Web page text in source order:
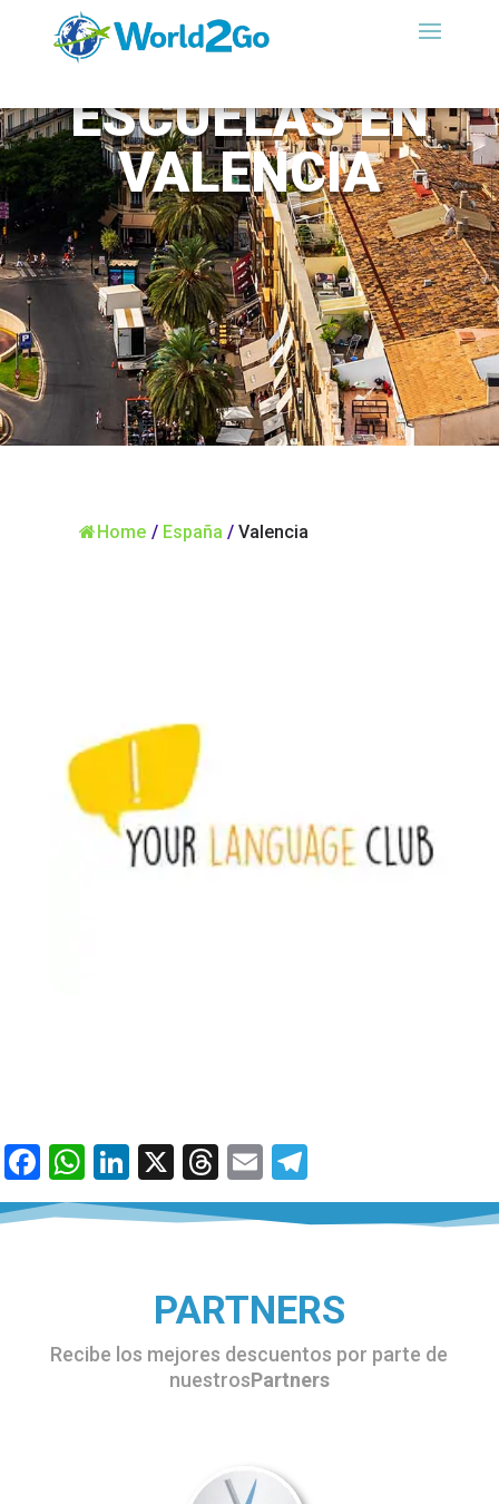
ESCUELAS EN
VALENCIA
Home / España / Valencia
Facebook
WhatsApp
LinkedIn
X Threads
Email
PARTNERS
Recibe los mejores descuentos por parte de
nuestrosPartners